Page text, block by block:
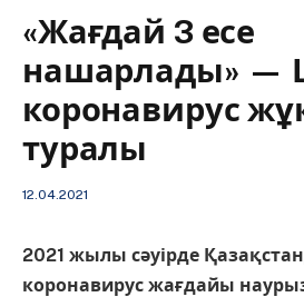
«Жағдай 3 есе
нашарлады» —
коронавирус
туралы
12.04.2021
2021 жылы сәуірде
коронавирус жағдайы